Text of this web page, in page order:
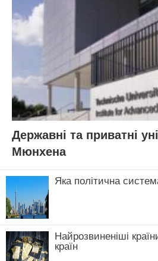
Державні та приватні
Мюнхена
Яка політична
Найрозвиненіші
країн